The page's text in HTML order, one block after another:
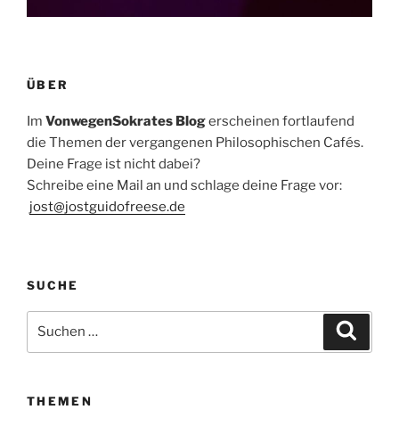
ÜBER
Im VonwegenSokrates Blogerscheinen fortlaufend
die Themen der vergangenen Philosophischen Cafés.
Deine Frage ist nicht dabei?
Schreibe eine Mail an und schlage deine Frage vor:
jost@jostguidofreese.de
SUCHE
nach:
THEMEN